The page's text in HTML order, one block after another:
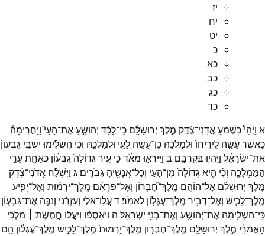
יז
יח
יט
כ
כא
כב
כג
כד
א וַיְהִי֩כִשְׁמֹ֨עַאֲדֹֽנִי־צֶ֜דֶק מֶ֣לֶךְ יְרוּשָׁלִַ֗ם כִּֽי־לָכַ֨ד יְהוֹשֻׁ֣עַאֶת־הָעַי֮ וַיַּחֲרִימָהּ֒
כַּאֲשֶׁ֨רעָשָׂ֤ה לִֽירִיחוֹ֙ וּלְמַלְכָּ֔הּ כֵּן־עָשָׂ֥ה לָעַ֖י וּלְמַלְכָּ֑הּ וְכִ֨י הִשְׁלִ֜ימוּ יֹשְׁבֵ֤י גִבְעוֹן֙
אֶת־יִשְׂרָאֵ֔ל וַיִּֽהְי֖וּ בְּקִרְבָּֽם׃ ב וַיִּֽירְא֣וּ מְאֹ֔דכִּ֣י עִ֤ירגְּדוֹלָה֙גִּבְע֔וֹן כְּאַחַ֖תעָרֵ֣י
הַמַּמְלָכָ֑ה וְכִ֨י הִ֤יאגְדוֹלָה֙ מִן־הָעַ֔י וְכָל־אֲנָשֶׁ֖יהָ גִּבֹּרִֽים׃ ג וַיִּשְׁלַ֨ח אֲדֹנִי־צֶ֜דֶק
מֶ֣לֶךְ יְרוּשָׁלִַ֗ם אֶל־הוֹהָ֣ם מֶֽלֶךְ־חֶ֠בְרוֹן וְאֶל־פִּרְאָ֨ם מֶֽלֶךְ־יַרְמ֜וּת וְאֶל־יָפִ֧יעַ
מֶֽלֶךְ־לָכִ֛ישׁ וְאֶל־דְּבִ֥יר מֶֽלֶךְ־עֶגְל֖וֹן לֵאמֹֽר׃דעֲלֽוּ־אֵלַ֣י וְעִזְרֻ֔נִי וְנַכֶּ֖ה אֶת־גִּבְע֑וֹן
כִּֽי־הִשְׁלִ֥ימָה אֶת־יְהוֹשֻׁ֖עַ וְאֶת־בְּנֵ֥י יִשְׂרָאֵֽל׃ ה וַיֵּאָסְפ֨וּ וַֽיַּעֲל֜וּ חֲמֵ֣שֶׁת ׀
מַלְכֵ֣י
הָאֱמֹרִ֗י מֶ֣לֶךְ יְרוּשָׁלִַ֜ם מֶֽלֶךְ־חֶבְר֤וֹן מֶֽלֶךְ־יַרְמוּת֙ מֶֽלֶךְ־לָכִ֣ישׁ מֶֽלֶךְ־עֶגְל֔וֹן הֵ֖ם